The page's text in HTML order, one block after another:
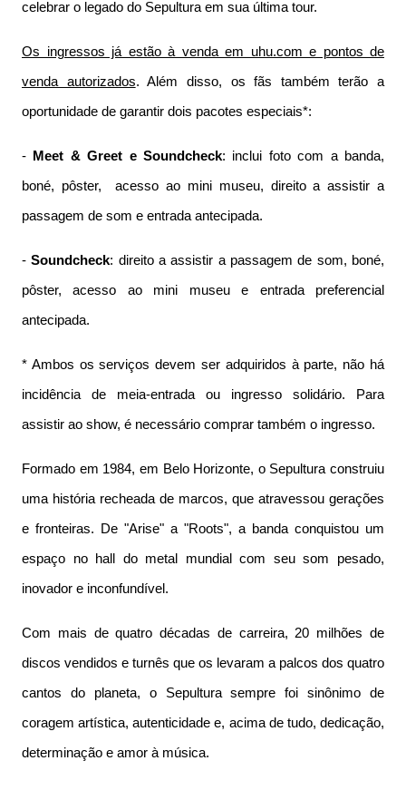
celebrar o legado do Sepultura em sua última tour.
Os ingressos já estão à venda em uhu.com e pontos de
venda autorizados. Além disso, os fãs também terão a
oportunidade de garantir dois pacotes especiais*:
- Meet & Greet e Soundcheck: inclui foto com a banda,
boné, pôster, acesso ao mini museu, direito a assistir a
passagem de som e entrada antecipada.
-Soundcheck: direito a assistir a passagem de som, boné,
pôster, acesso ao mini museu e entrada preferencial
antecipada.
* Ambos os serviços devem ser adquiridos à parte, não há
incidência de meia-entrada ou ingresso solidário. Para
assistir ao show, é necessário comprar também o ingresso.
Formado em 1984, em Belo Horizonte, o Sepultura construiu
uma história recheada de marcos, que atravessou gerações
e fronteiras. De "Arise" a "Roots", a banda conquistou um
espaço no hall do metal mundial com seu som pesado,
inovador e inconfundível.
Com mais de quatro décadas de carreira, 20 milhões de
discos vendidos e turnês que os levaram a palcos dos quatro
cantos do planeta, o Sepultura sempre foi sinônimo de
coragem artística, autenticidade e, acima de tudo, dedicação,
determinação e amor à música.